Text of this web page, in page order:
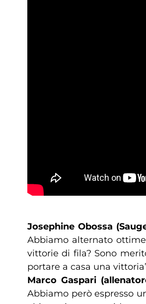
Josephine Obossa
Abbiamo alternato
vittorie di fila? Sono
portare a casa una
Marco Gaspari
Abbiamo però espresso